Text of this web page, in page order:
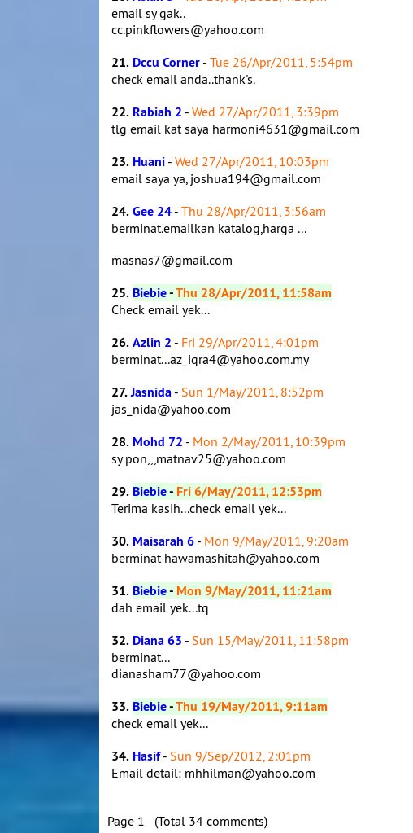
email sy gak..
cc.pinkflowers@yahoo.com
21. Dccu Corner - Tue 26/Apr/2011, 5:54pm
check email anda..thank's.
22. Rabiah 2 - Wed 27/Apr/2011, 3:39pm
tlg email kat saya harmoni4631@gmail.com
23. Huani - Wed 27/Apr/2011, 10:03pm
email saya ya, joshua194@gmail.com
24.Gee 24 - Thu 28/Apr/2011, 3:56am
berminat.emailkan katalog,harga ...
masnas7@gmail.com
25. Biebie-Thu 28/Apr/2011, 11:58am
Check email yek...
26.Azlin 2 - Fri 29/Apr/2011, 4:01pm
berminat...az_iqra4@yahoo.com.my
27.Jasnida - Sun 1/May/2011, 8:52pm
jas_nida@yahoo.com
28. Mohd 72 - Mon 2/May/2011, 10:39pm
sy pon,,,matnav25@yahoo.com
29. Biebie- Fri 6/May/2011, 12:53pm
Terima kasih...check email yek...
30. Maisarah 6 - Mon 9/May/2011, 9:20am
berminat hawamashitah@yahoo.com
31. Biebie- Mon 9/May/2011, 11:21am
dah email yek...tq
32. Diana 63 - Sun 15/May/2011, 11:58pm
berminat...
dianasham77@yahoo.com
33. Biebie-Thu 19/May/2011, 9:11am
check email yek...
34. Hasif- Sun 9/Sep/2012, 2:01pm
Email detail: mhhilman@yahoo.com
Page 1 (Total 34 comments)